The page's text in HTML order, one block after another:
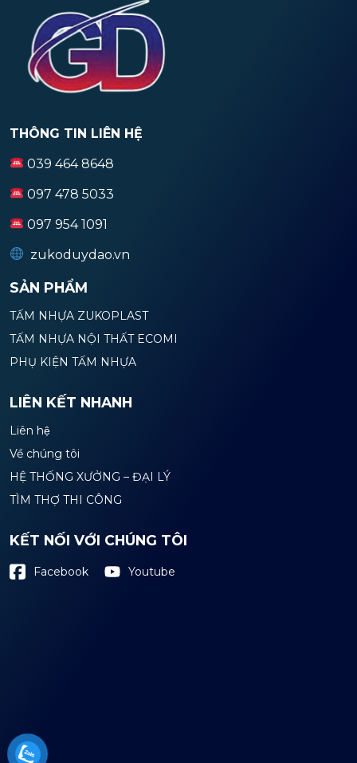
THÔNG TIN LIÊN HỆ
039 464 8648
097 478 5033
097 954 1091
zukoduydao.vn
SẢN PHẨM
TẤM NHỰA ZUKOPLAST
TẤM NHỰA NỘI THẤT ECOMI
PHỤ KIỆN TẤM NHỰA
LIÊN KẾT NHANH
Liên hệ
Về chúng tôi
HỆ THỐNG XƯỞNG – ĐẠI LÝ
TÌM THỢ THI CÔNG
KẾT NỐI VỚI CHÚNG TÔI
Facebook Youtube